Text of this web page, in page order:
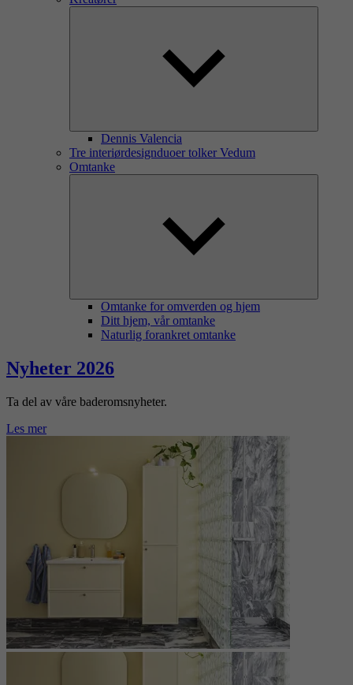
Dennis Valencia
Tre interiørdesignduoer tolker Vedum
Omtanke
Omtanke for omverden og hjem
Ditt hjem, vår omtanke
Naturlig forankret omtanke
Nyheter 2026
Ta del av våre baderomsnyheter.
Les mer